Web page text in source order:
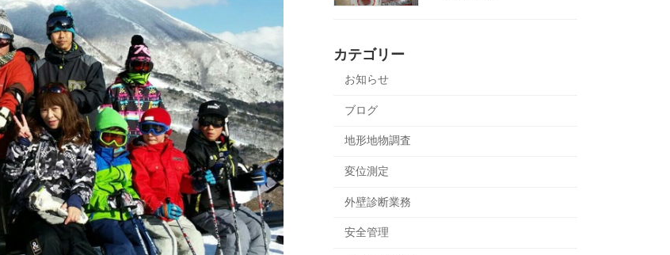
カテゴリー
お知らせ
ブログ
地形地物調査
変位測定
外壁診断業務
安全管理